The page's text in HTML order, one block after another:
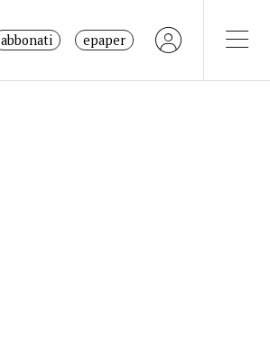
abbonati epaper